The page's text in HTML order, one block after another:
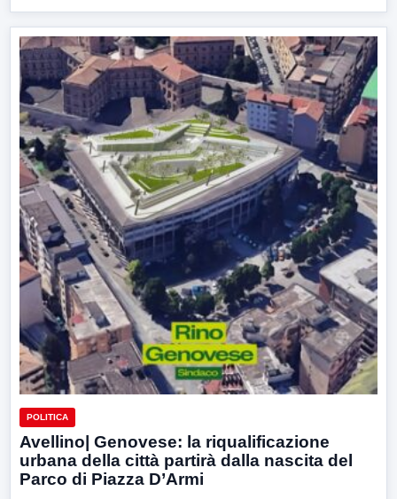
POLITICA
Avellino| Genovese: la riqualificazione
urbana della città partirà dalla nascita del
Parco di Piazza D’Armi